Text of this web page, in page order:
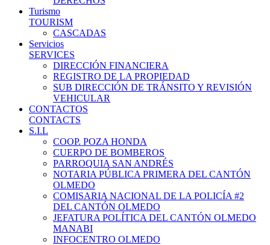
Turismo
TOURISM
CASCADAS
Servicios
SERVICES
DIRECCIÓN FINANCIERA
REGISTRO DE LA PROPIEDAD
SUB DIRECCIÓN DE TRÁNSITO Y REVISIÓN
VEHICULAR
CONTACTOS
CONTACTS
S.I.L
COOP. POZA HONDA
CUERPO DE BOMBEROS
PARROQUIA SAN ANDRÉS
NOTARIA PÚBLICA PRIMERA DEL CANTÓN
OLMEDO
COMISARIA NACIONAL DE LA POLICÍA #2
DEL CANTÓN OLMEDO
JEFATURA POLÍTICA DEL CANTÓN OLMEDO
MANABI
INFOCENTRO OLMEDO